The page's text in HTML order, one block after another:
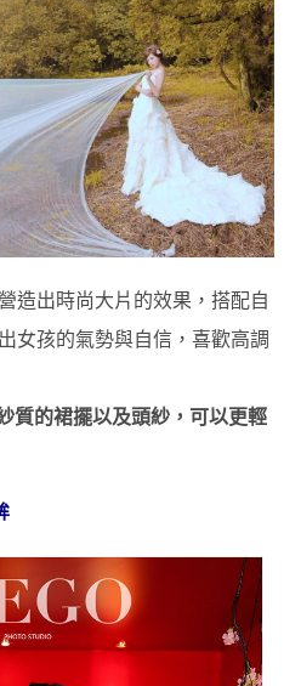
造出時尚大片的效果，搭配自
女孩的氣勢與自信，喜歡高調
質的裙擺以及頭紗，可以更輕